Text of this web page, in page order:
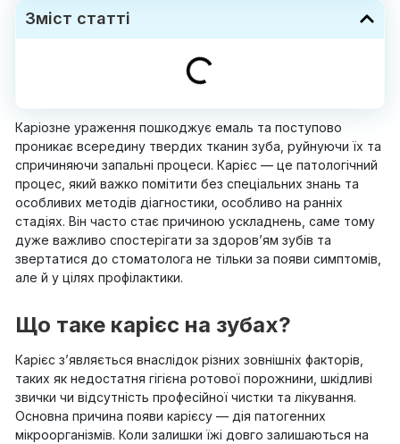
Зміст статті
Каріозне ураження пошкоджує емаль та поступово
проникає всередину твердих тканин зуба, руйнуючи їх та
спричиняючи запальні процеси. Карієс — це патологічний
процес, який важко помітити без спеціальних знань та
особливих методів діагностики, особливо на ранніх
стадіях. Він часто стає причиною ускладнень, саме тому
дуже важливо спостерігати за здоров’ям зубів та
звертатися до стоматолога не тільки за появи симптомів,
але й у цілях профілактики.
Що таке карієс на зубах?
Карієс з’являється внаслідок різних зовнішніх факторів,
таких як недостатня гігієна ротової порожнини, шкідливі
звички чи відсутність професійної чистки та лікування.
Основна причина появи карієсу — дія патогенних
мікроорганізмів. Коли залишки їжі довго залишаються на